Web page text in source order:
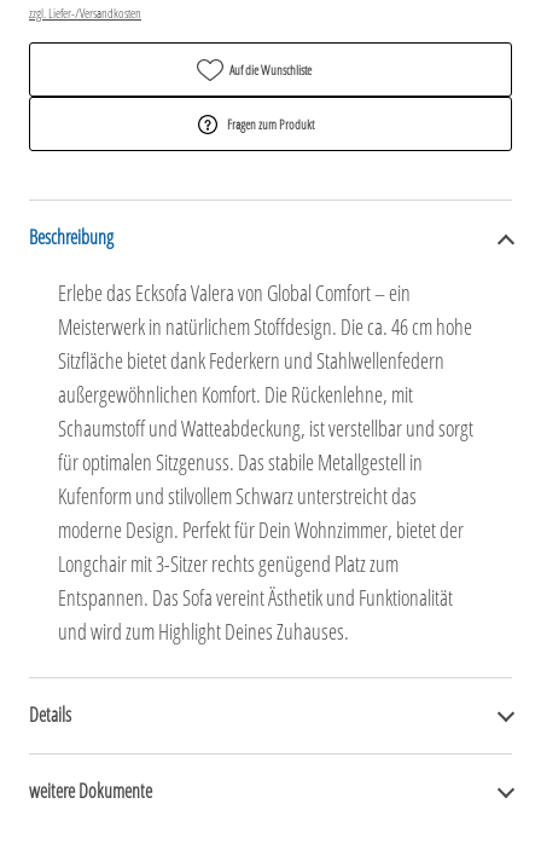
zzgl. Liefer-/Versandkosten
Auf die Wunschliste
Fragen zum Produkt
Beschreibung
Erlebe das Ecksofa Valera von Global Comfort – ein
Meisterwerk in natürlichem Stoffdesign. Die ca. 46 cm hohe
Sitzfläche bietet dank Federkern und Stahlwellenfedern
außergewöhnlichen Komfort. Die Rückenlehne, mit
Schaumstoff und Watteabdeckung, ist verstellbar und sorgt
für optimalen Sitzgenuss. Das stabile Metallgestell in
Kufenform und stilvollem Schwarz unterstreicht das
moderne Design. Perfekt für Dein Wohnzimmer, bietet der
Longchair mit 3-Sitzer rechts genügend Platz zum
Entspannen. Das Sofa vereint Ästhetik und Funktionalität
und wird zum Highlight Deines Zuhauses.
Details
weitere Dokumente